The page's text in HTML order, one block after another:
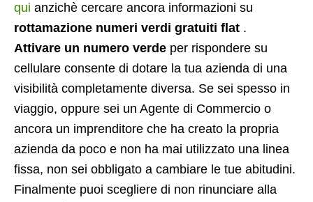
qui anzichè cercare ancora informazioni su
rottamazione numeri verdi gratuiti flat .
Attivare un numero verde per rispondere su
cellulare consente di dotare la tua azienda di una
visibilità completamente diversa. Se sei spesso in
viaggio, oppure sei un Agente di Commercio o
ancora un imprenditore che ha creato la propria
azienda da poco e non ha mai utilizzato una linea
fissa, non sei obbligato a cambiare le tue abitudini.
Finalmente puoi scegliere di non rinunciare alla